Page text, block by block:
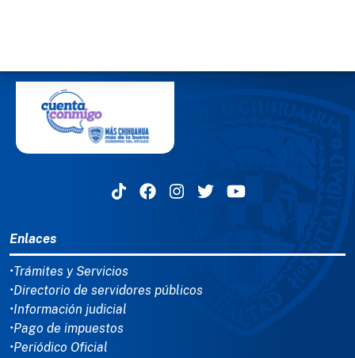
Enlaces
•Trámites y Servicios
•Directorio de servidores públicos
•Información judicial
•Pago de impuestos
•Periódico Oficial